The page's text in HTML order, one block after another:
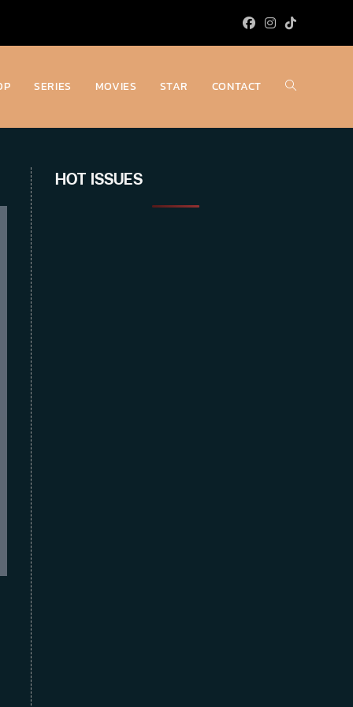
SERIES MOVIES STAR CONTACT Toggle
HOT ISSUES